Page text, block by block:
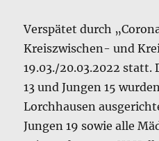
Verspätet durch
Kreiszwischen- und
19.03./20.03.2022 statt.
13 und Jungen 15
Lorchhausen
Jungen 19 sowie alle